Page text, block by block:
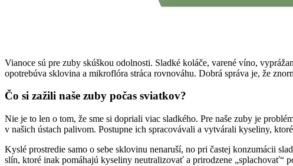
Vianoce sú pre zuby skúškou odolnosti. Sladké koláče, varené víno,
opotrebúva sklovina a mikroflóra stráca rovnováhu. Dobrá správa je, že
Čo si zažili naše zuby počas sviatkov?
Nie je to len o tom, že sme si dopriali viac sladkého. Pre naše zuby je
v našich ústach palivom. Postupne ich spracovávali a vytvárali kyseliny,
Kyslé prostredie samo o sebe sklovinu nenaruší, no pri častej konzumácii
slín, ktoré inak pomáhajú kyseliny neutralizovať a prirodzene